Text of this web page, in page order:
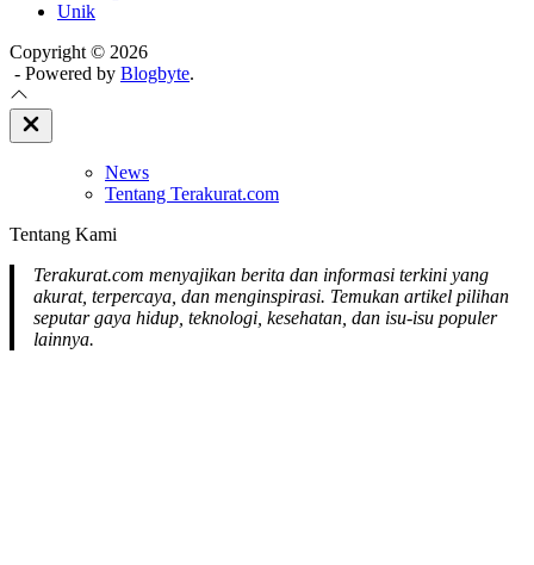
Unik
Copyright © 2026
- Powered by Blogbyte.
Close
Off
News
Tentang Terakurat.com
Tentang Kami
Terakurat.com menyajikan berita dan informasi terkini yang
akurat, terpercaya, dan menginspirasi. Temukan artikel pilihan
seputar gaya hidup, teknologi, kesehatan, dan isu-isu populer
lainnya.